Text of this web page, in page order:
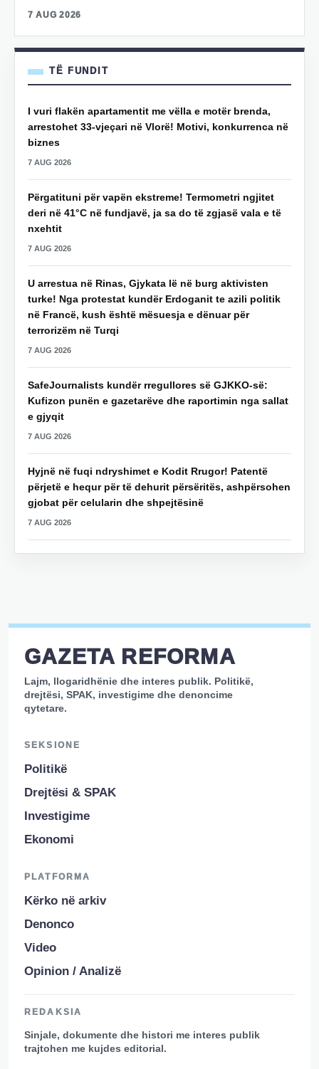
7 AUG 2026
TË FUNDIT
I vuri flakën apartamentit me vëlla e motër brenda,
arrestohet 33-vjeçari në Vlorë! Motivi, konkurrenca në
biznes
7 AUG 2026
Përgatituni për vapën ekstreme! Termometri ngjitet
deri në 41°C në fundjavë, ja sa do të zgjasë vala e të
nxehtit
7 AUG 2026
U arrestua në Rinas, Gjykata lë në burg aktivisten
turke! Nga protestat kundër Erdoganit te azili politik
në Francë, kush është mësuesja e dënuar për
terrorizëm në Turqi
7 AUG 2026
SafeJournalists kundër rregullores së GJKKO-së:
Kufizon punën e gazetarëve dhe raportimin nga sallat
e gjyqit
7 AUG 2026
Hyjnë në fuqi ndryshimet e Kodit Rrugor! Patentë
përjetë e hequr për të dehurit përsëritës, ashpërsohen
gjobat për celularin dhe shpejtësinë
7 AUG 2026
GAZETA REFORMA
Lajm, llogaridhënie dhe interes publik. Politikë,
drejtësi, SPAK, investigime dhe denoncime
qytetare.
SEKSIONE
Politikë
Drejtësi & SPAK
Investigime
Ekonomi
PLATFORMA
Kërko në arkiv
Denonco
Video
Opinion / Analizë
REDAKSIA
Sinjale, dokumente dhe histori me interes publik
trajtohen me kujdes editorial.